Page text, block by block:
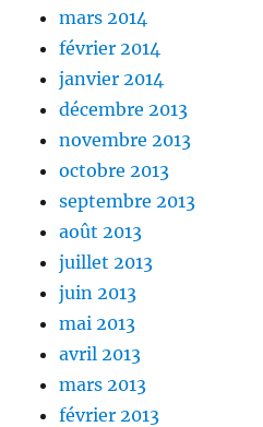
mars 2014
février 2014
janvier 2014
décembre 2013
novembre 2013
octobre 2013
septembre 2013
août 2013
juillet 2013
juin 2013
mai 2013
avril 2013
mars 2013
février 2013